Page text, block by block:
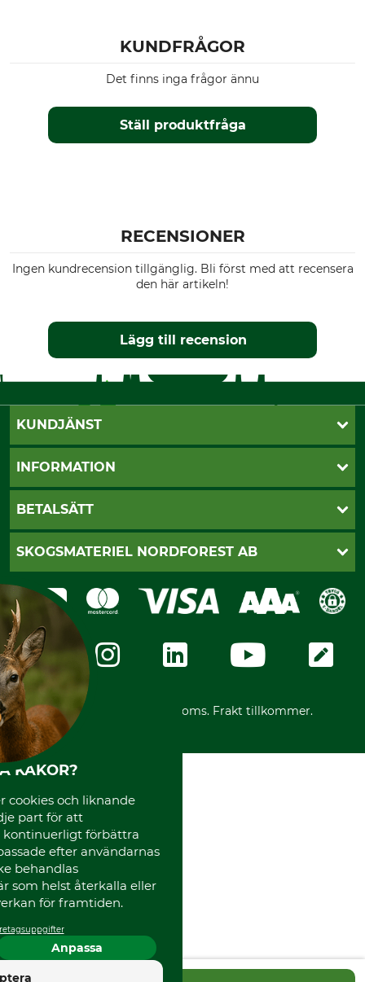
KUNDFRÅGOR
Ställ produktfråga
Det finns inga frågor ännu
RECENSIONER
Ingen kundrecension tillgänglig. Bli först med att recensera
den här artikeln!
Lägg till recension
KUNDJÄNST
Öppettider
Vanliga frågor
INFORMATION
Butik Vansbro
Dataskydd
Integritetspolicy
Ångerrätt
Ångerrätt för din beställning
Reklamationer
Frakter
BETALSÄTT
Klarna
Swish
SKOGSMATERIEL NORDFOREST AB
Om oss
GRUBE-Gruppen
Företagsuppgifter
Karriär
Vår personal
Varumärken
Mässor
Instagram TOS
Media
Code of Conduct
*Alla priser inklusive moms. Frakt tillkommer.
KAKOR?
cookies och liknande
part för att
kontinuerligt förbättra
efter användarnas
behandlas
som helst återkalla eller
för framtiden.
Anpassa